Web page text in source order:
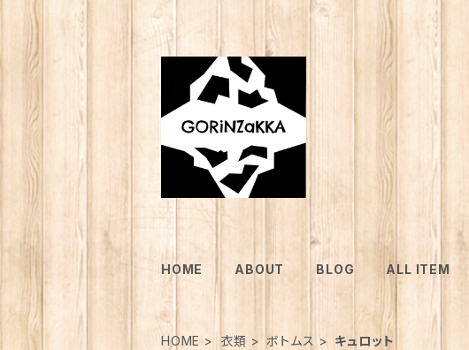
HOME ABOUT BLOG ALL ITEM
HOME 衣類 ボトムス キュロット